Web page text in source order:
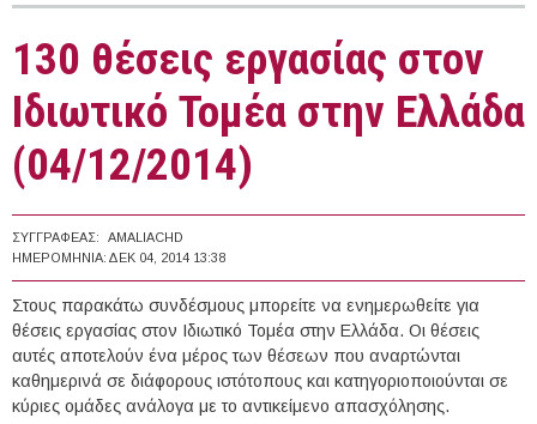
130 θέσεις εργασίας στον
Ιδιωτικό Τομέα στην Ελλάδα
(04/12/2014)
ΣΥΓΓΡΑΦΈΑΣ:
AMALIACHD
ΗΜΕΡΟΜΗΝΊΑ: ΔΕΚ 04, 2014 13:38
Στους παρακάτω συνδέσμους μπορείτε να ενημερωθείτε για
θέσεις εργασίας στον Ιδιωτικό Τομέα στην Ελλάδα. Οι θέσεις
αυτές αποτελούν ένα μέρος των θέσεων που αναρτώνται
καθημερινά σε διάφορους ιστότοπους και κατηγοριοποιούνται σε
κύριες ομάδες ανάλογα με το αντικείμενο απασχόλησης.